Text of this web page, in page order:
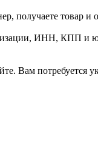
получаете товар и
ИНН, КПП и
Вам потребуется